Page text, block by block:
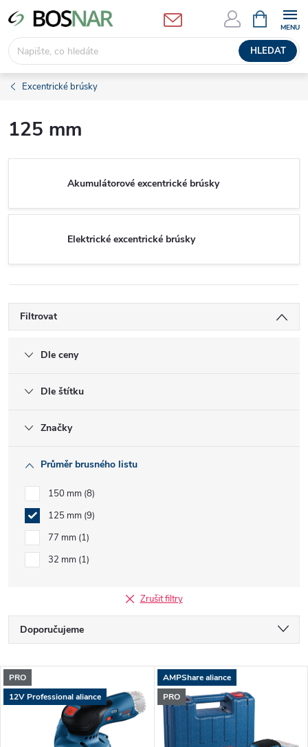
Přejít
na
obsah
HLEDAT
NÁKUPNÍ
KOŠÍK
Excentrické brúsky
125 mm
Akumulátorové excentrické brúsky
Elektrické excentrické brúsky
Filtrovat
Dle ceny
Dle štítku
Značky
Průměr brusného listu
150 mm 8
125 mm 9
77 mm 1
32 mm 1
Zrušit filtry
Ř
a
z
Doporučujeme
Nejdražší
Nejprodávanější
Abecedně
V
ý
PRO
12V Professional aliance
AMPShare aliance
PRO